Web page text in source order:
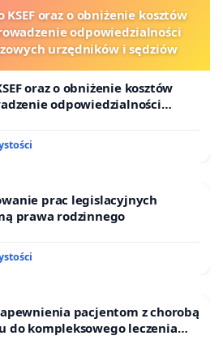
oraz o obniżenie kosztów
odpowiedzialności
urzędników i sędziów
oraz o obniżenie kosztów
odpowiedzialności
urzędników i sędziów
prac legislacyjnych
prawa rodzinnego
pacjentom z chorobą
do kompleksowego leczenia